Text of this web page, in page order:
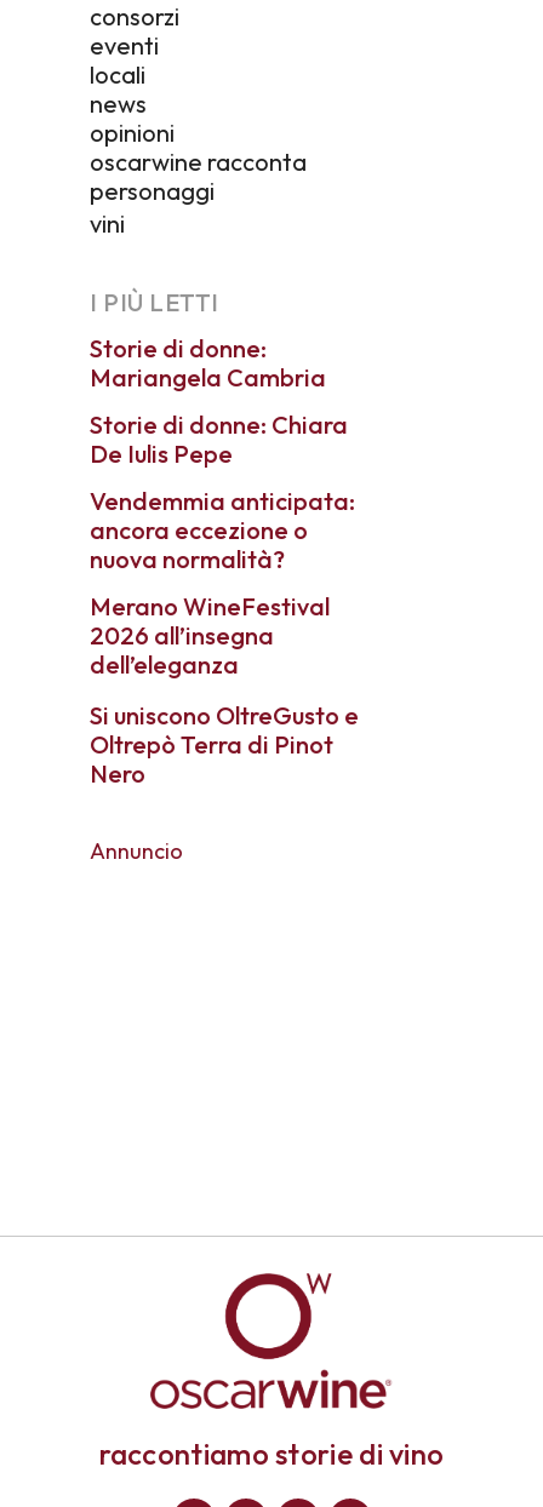
consorzi
eventi
locali
news
opinioni
oscarwine racconta
personaggi
vini
I PIÙ LETTI
Storie di donne:
Mariangela Cambria
Storie di donne: Chiara
De Iulis Pepe
Vendemmia anticipata:
ancora eccezione o
nuova normalità?
Merano WineFestival
2026 all’insegna
dell’eleganza
Si uniscono OltreGusto e
Oltrepò Terra di Pinot
Nero
Annuncio
raccontiamo storie di vino